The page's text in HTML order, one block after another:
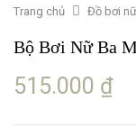
Trang chủ Đồ bơi nữ
Bộ Bơi Nữ Ba
515.000 ₫